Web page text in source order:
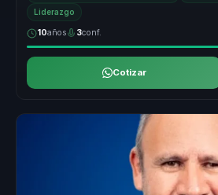
Liderazgo
10años 3conf.
Cotizar